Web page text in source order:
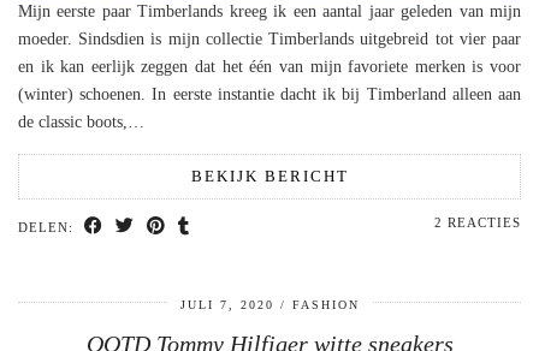
Mijn eerste paar Timberlands kreeg ik een aantal jaar geleden van mijn
moeder. Sindsdien is mijn collectie Timberlands uitgebreid tot vier paar
en ik kan eerlijk zeggen dat het één van mijn favoriete merken is voor
(winter) schoenen. In eerste instantie dacht ik bij Timberland alleen aan
de classic boots,…
BEKIJK BERICHT
DELEN: 2 REACTIES
JULI 7, 2020 FASHION
OOTD Tommy Hilfiger witte sneakers